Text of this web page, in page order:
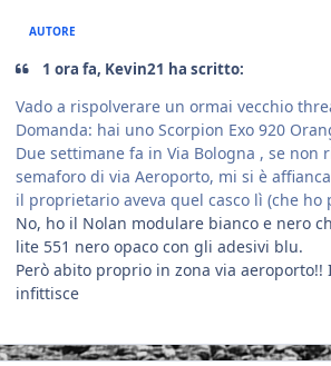
AUTORE
1 ora fa, Kevin21 ha scritto:
Vado a rispolverare un ormai vecchio
Domanda: hai uno Scorpion Exo 920
Due settimane fa in Via Bologna , se non
semaforo di via Aeroporto, mi si è
il proprietario aveva quel casco lì (che ho
No, ho il Nolan modulare bianco e nero
lite 551 nero opaco con gli adesivi blu.
Però abito proprio in zona via aeroporto!!
infittisce